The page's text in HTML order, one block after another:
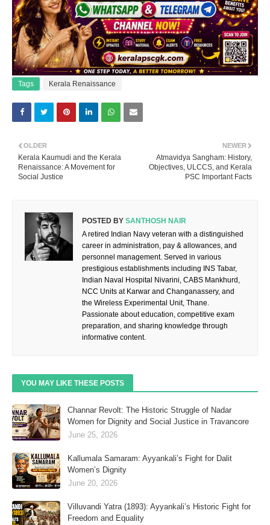
Tags Kerala Renaissance
NEWER
Atmavidya Sangham: History,
Objectives, ULCCS, and Kerala
PSC Important Facts
OLDER
Kerala Kaumudi and the Kerala
Renaissance: A Movement for
Social Justice
POSTED BY SANTHOSH NAIR
A retired Indian Navy veteran with a distinguished
career in administration, pay & allowances, and
personnel management. Served in various
prestigious establishments including INS Tabar,
Indian Naval Hospital Nivarini, CABS Mankhurd,
NCC Units at Karwar and Changanassery, and
the Wireless Experimental Unit, Thane.
Passionate about education, competitive exam
preparation, and sharing knowledge through
informative content.
YOU MAY LIKE THESE POSTS
Channar Revolt: The Historic Struggle of Nadar
Women for Dignity and Social Justice in Travancore
June 25, 2026
Kallumala Samaram: Ayyankali’s Fight for Dalit
Women’s Dignity
June 20, 2026
Villuvandi Yatra (1893): Ayyankali’s Historic Fight for
Freedom and Equality